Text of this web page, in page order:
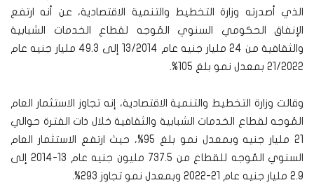
الذي أصدرته وزارة التخطيط والتنمية الاقتصادية، عن أنه ارتفع
الإنفاق الحكومي السنوي المُوجه لقطاع الخدمات الشبابية
والثقافية من 24 مليار جنيه عام 13/2014 إلى 49.3 مليار جنيه عام
21/2022 بمعدل نمو بلغ 105%.
وقالت وزارة التخطيط والتنمية الاقتصادية، إنه تجاوز الاستثمار العام
المُوجه لقطاع الخدمات الشبابية والثقافية خلال ذات الفترة حوالي
21 مليار جنيه وبمعدل نمو بلغ 95%، حيث ارتفع الاستثمار العام
السنوي المُوجه للقطاع من 737.5 مليون جنيه عام 13-2014 إلى
2.9 مليار جنيه عام 21-2022 وبمعدل نمو تجاوز 293%.